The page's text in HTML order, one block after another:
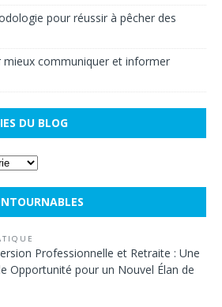
pour réussir à pêcher des
communiquer et informer
DU BLOG
Professionnelle et Retraite : Une
Opportunité pour un Nouvel Élan de